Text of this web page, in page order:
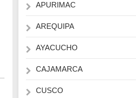
APURIMAC
AREQUIPA
AYACUCHO
CAJAMARCA
CUSCO